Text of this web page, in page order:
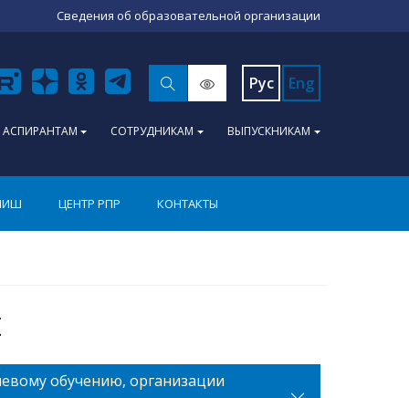
Сведения об образовательной организации
Рус Eng
АСПИРАНТАМ СОТРУДНИКАМ ВЫПУСКНИКАМ
ЦЕНТР РПР КОНТАКТЫ
обучению, организации